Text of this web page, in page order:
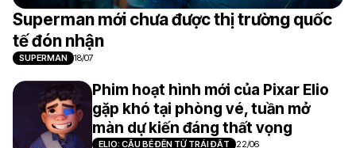
Superman mới chưa được thị trường quốc
tế đón nhận
SUPERMAN 18/07
Phim hoạt hình mới của Pixar Elio
gặp khó tại phòng vé, tuần mở
màn dự kiến đáng thất vọng
ELIO: CẬU BÉ ĐẾN TỪ TRÁI ĐẤT 22/06